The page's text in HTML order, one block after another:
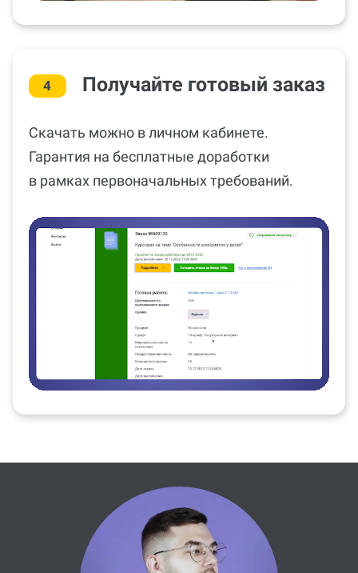
4 Получайте готовый заказ
Скачать можно в личном кабинете.
Гарантия на бесплатные доработки
в рамках первоначальных требований.